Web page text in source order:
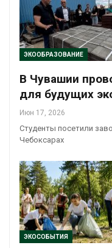
ЭКООБРАЗОВАНИЕ
В Чувашии
для будущих
Июн 17, 2026
Студенты посетили
Чебоксарах
ЭКОСОБЫТИЯ